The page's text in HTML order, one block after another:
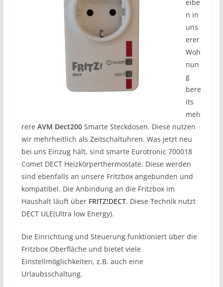
eibe
n in
uns
erer
Woh
nun
g
bere
its
meh
rere AVM Dect200Smarte Steckdosen. Diese nutzen
wir mehrheitlich als Zeitschaltuhren. Was jetzt neu
bei uns Einzug hält, sind smarte Eurotronic 700018
Comet DECT Heizkörperthermostate. Diese werden
sind ebenfalls an unsere Fritzbox angebunden und
kompatibel. Die Anbindung an die Fritzbox im
Haushalt läuft überFRITZ!DECT. Diese Technik nutzt
DECT ULE(Ultra low Energy).
Die Einrichtung und Steuerung funktioniert über die
Fritzbox Oberfläche und bietet viele
Einstellmöglichkeiten, z.B. auch eine
Urlaubsschaltung.